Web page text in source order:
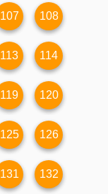
107 108
113 114
119 120
125 126
131 132